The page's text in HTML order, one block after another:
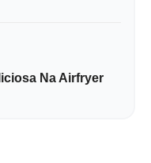
Na Airfryer